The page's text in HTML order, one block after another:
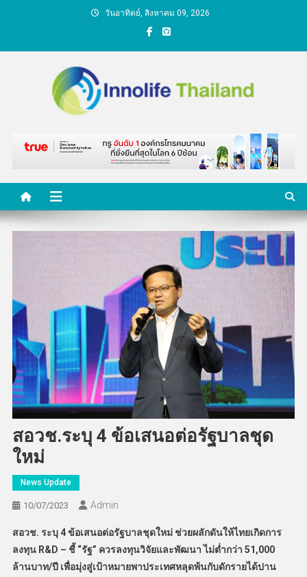
วันอาทิตย์, สิงหาคม 09, 2026
คนกับความคิด ชีวิตกับ
นวัตกรรม
สอวช.ระบุ 4 ข้อเสนอต่อรัฐบาลชุด
ใหม่
News Update
10/07/2023 Admin
สอวช. ระบุ 4 ข้อเสนอต่อรัฐบาลชุดใหม่ ช่วยผลักดันให้ไทยเกิดการ
ลงทุน R&D – ชี้ “รัฐ” ควรลงทุนวิจัยและพัฒนา ไม่ต่ำกว่า 51,000
ล้านบาท/ปี เพื่อมุ่งสู่เป้าหมายพาประเทศหลุดพ้นกับดักรายได้ปาน